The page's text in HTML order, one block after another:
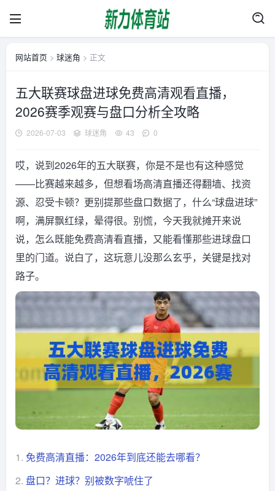
网站首页 > 球迷角 > 正文
五大联赛球盘进球免费高清观看直播，
2026赛季观赛与盘口分析全攻略
2026-07-03 球迷角 43 0
哎，说到2026年的五大联赛，你是不是也有这种感觉
——比赛越来越多，但想看场高清直播还得翻墙、找资
源、忍受卡顿？更别提那些盘口数据了，什么“球盘进球”
啊，满屏飘红绿，晕得很。别慌，今天我就摊开来说
说，怎么既能免费高清看直播，又能看懂那些进球盘口
里的门道。说白了，这玩意儿没那么玄乎，关键是找对
路子。
1. 免费高清直播：2026年到底还能去哪看？
2. 盘口？进球？别被数字唬住了